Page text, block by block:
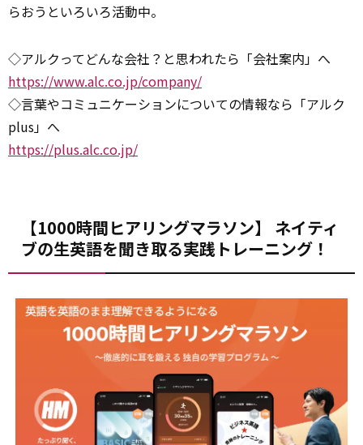
らおうといろいろ活動中。
◇アルクってどんな会社？と思われたら「会社案内」へ
https://www.alc.co.jp/company/
◇言葉やコミュニケーションについての情報なら「アルク
plus」へ
https://plus.alc.co.jp/
【1000時間ヒアリングマラソン】 ネイティ
ブの生英語を聞き取る実践トレーニング！